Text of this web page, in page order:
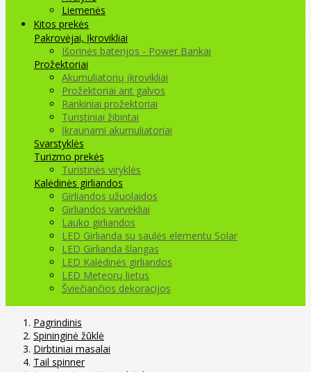
Liemenės
Kitos prekės
Pakrovėjai, Įkrovikliai
Išorinės baterijos - Power Bankai
Prožektoriai
Akumuliatorių įkrovikliai
Prožektoriai ant galvos
Rankiniai prožektoriai
Turistiniai žibintai
Įkraunami akumuliatoriai
Svarstyklės
Turizmo prekės
Turistinės viryklės
Kalėdinės girliandos
Girliandos užuolaidos
Girliandos varvekliai
Lauko girliandos
LED Girlianda su saulės elementu Solar
LED Girlianda šlangas
LED Kalėdinės girliandos
LED Meteorų lietus
Šviečiančios dekoracijos
Pagrindinis
Spininginė žūklė
Dirbtiniai masalai
Tail spinner